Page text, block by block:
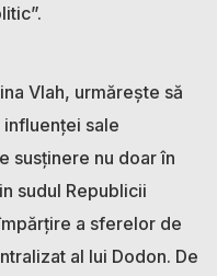
Vlah, urmărește să
sale
susținere nu doar în
sudul Republicii
a sferelor de
al lui Dodon. De